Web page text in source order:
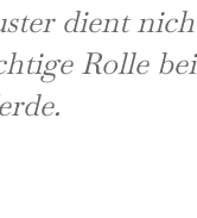
dient
Rolle
.